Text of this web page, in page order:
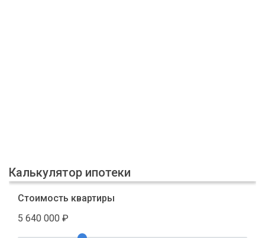
Калькулятор ипотеки
Стоимость квартиры
5 640 000 ₽